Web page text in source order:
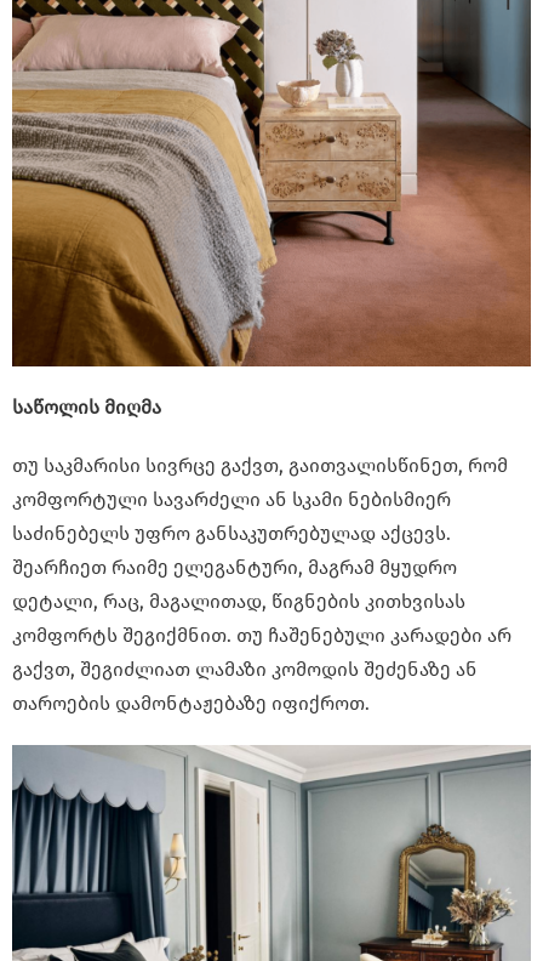
საწოლის მიღმა
თუ საკმარისი სივრცე გაქვთ, გაითვალისწინეთ, რომ
კომფორტული სავარძელი ან სკამი ნებისმიერ
საძინებელს უფრო განსაკუთრებულად აქცევს.
შეარჩიეთ რაიმე ელეგანტური, მაგრამ მყუდრო
დეტალი, რაც, მაგალითად, წიგნების კითხვისას
კომფორტს შეგიქმნით. თუ ჩაშენებული კარადები არ
გაქვთ, შეგიძლიათ ლამაზი კომოდის შეძენაზე ან
თაროების დამონტაჟებაზე იფიქროთ.